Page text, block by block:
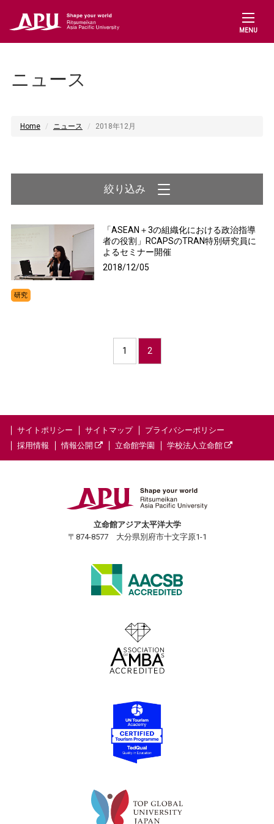
MENU
ニュース
Home ニュース 2018年12月
「ASEAN＋3の組織化における政治指導
者の役割」RCAPSのTRAN特別研究員に
よるセミナー開催
2018/12/05
研究
1 2
サイトポリシー サイトマップ
プライバシーポリシー
採用情報
情報公開 立命館学園 学校法人立命館
立命館アジア太平洋大学
〒874-8577 大分県別府市十文字原1-1